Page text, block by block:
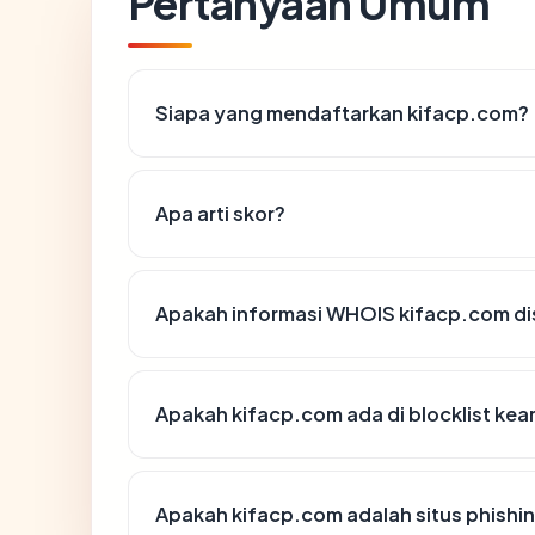
Siapa yang mendaftarkan kifacp.com?
Apa arti skor?
Apakah informasi WHOIS kifacp.com
Apakah kifacp.com ada di blocklist
Apakah kifacp.com adalah situs